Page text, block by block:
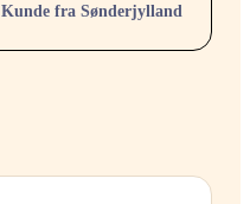
fra Sønderjylland